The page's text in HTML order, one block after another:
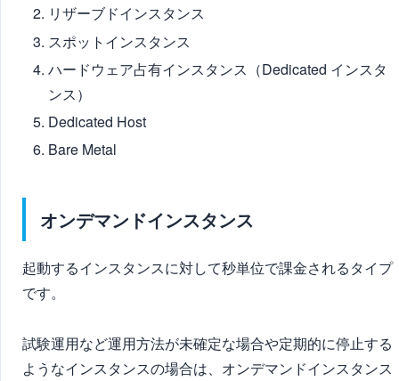
リザーブドインスタンス
スポットインスタンス
ハードウェア占有インスタンス（Dedicated インスタ
ンス）
Dedicated Host
Bare Metal
オンデマンドインスタンス
起動するインスタンスに対して秒単位で課金されるタイプ
です。
試験運用など運用方法が未確定な場合や定期的に停止する
ようなインスタンスの場合は、オンデマンドインスタンス